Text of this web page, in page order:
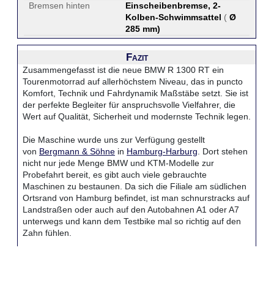
Bremsen hinten
Einscheibenbremse, 2-
Kolben-Schwimmsattel ( Ø
285 mm)
Fazit
Zusammengefasst ist die neue BMW R 1300 RT ein
Tourenmotorrad auf allerhöchstem Niveau, das in puncto
Komfort, Technik und Fahrdynamik Maßstäbe setzt. Sie ist
der perfekte Begleiter für anspruchsvolle Vielfahrer, die
Wert auf Qualität, Sicherheit und modernste Technik legen.
Die Maschine wurde uns zur Verfügung gestellt
von Bergmann & Söhne in Hamburg-Harburg . Dort stehen
nicht nur jede Menge BMW und KTM-Modelle zur
Probefahrt bereit, es gibt auch viele gebrauchte
Maschinen zu bestaunen. Da sich die Filiale am südlichen
Ortsrand von Hamburg befindet, ist man schnurstracks auf
Landstraßen oder auch auf den Autobahnen A1 oder A7
unterwegs und kann dem Testbike mal so richtig auf den
Zahn fühlen.